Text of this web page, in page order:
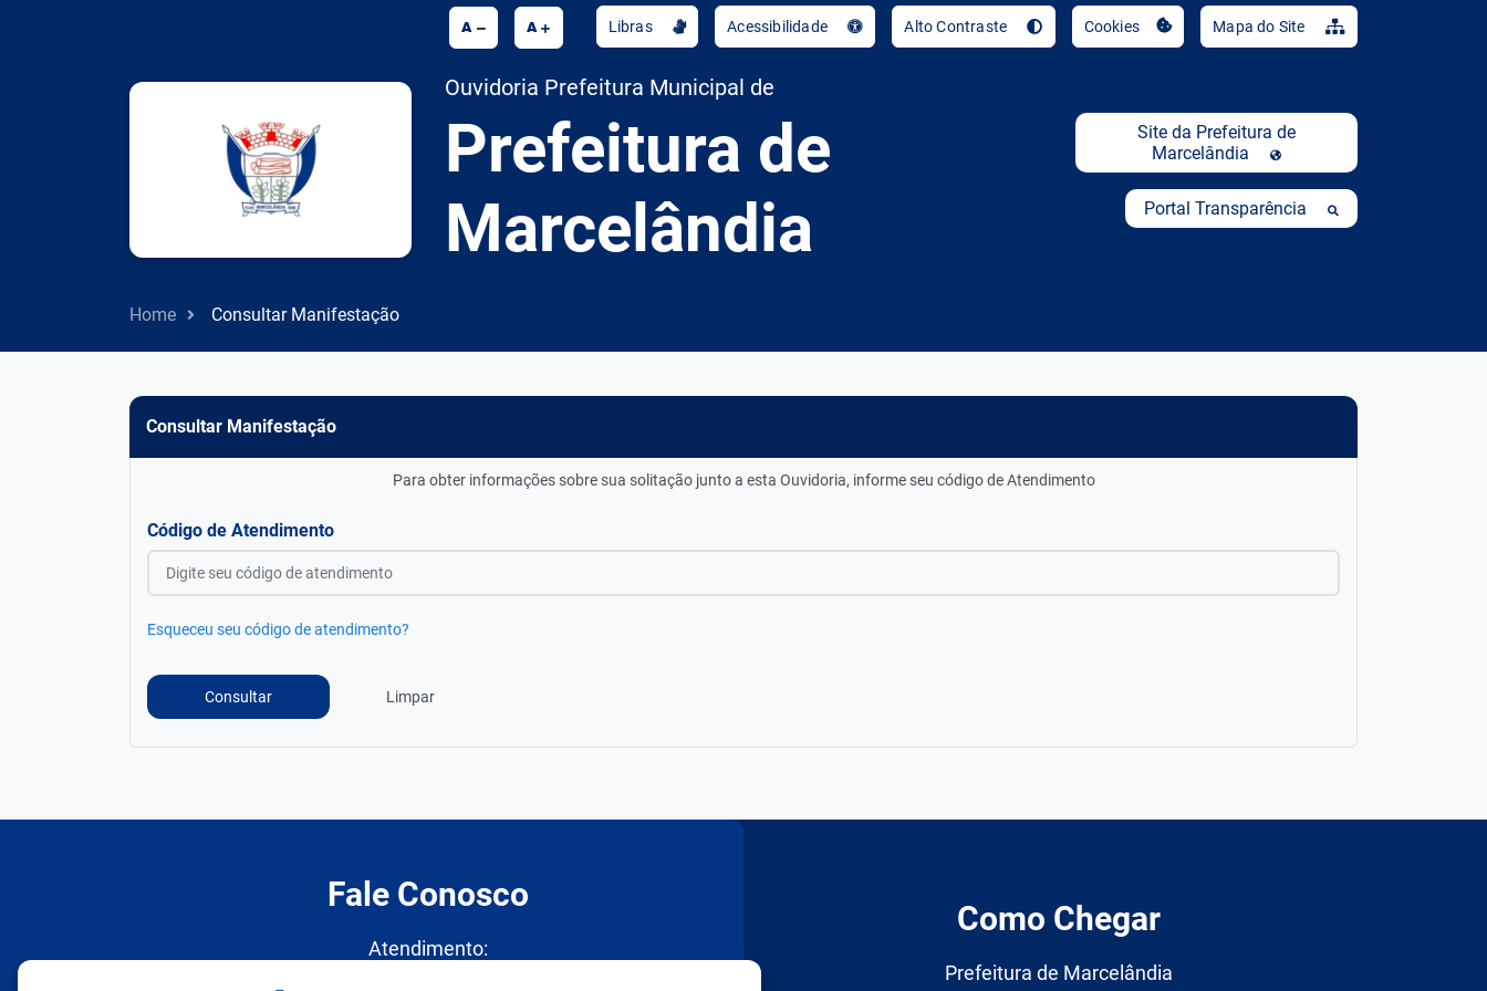
A A Libras Acessibilidade Alto Contraste Cookies Mapa do Site
Ouvidoria Prefeitura Municipal de
Prefeitura de
Marcelândia
Site da Prefeitura de
Marcelândia
Portal Transparência
Home Consultar Manifestação
Consultar Manifestação
Para obter informações sobre sua solitação junto a esta Ouvidoria, informe seu código de Atendimento
Código de Atendimento
Esqueceu seu código de atendimento?
Consultar Limpar
Fale Conosco
Atendimento:
Como Chegar
Prefeitura de Marcelândia